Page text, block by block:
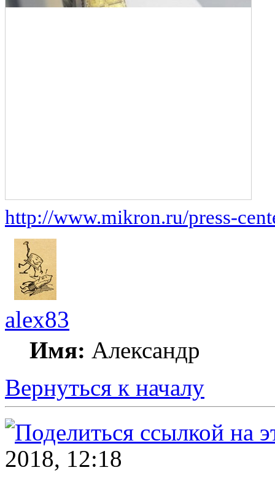
http://www.mikron.ru/press-
alex83
Имя: Александр
Вернуться к началу
2018, 12:18